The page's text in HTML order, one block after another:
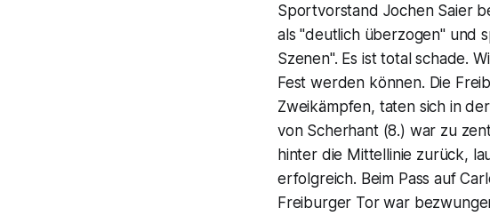
Sportvorstand Jochen Saier
als "deutlich überzogen" und
Szenen". Es ist total schade.
Fest werden können. Die
Zweikämpfen, taten sich in
von Scherhant (8.) war zu
hinter die Mittellinie zurück,
erfolgreich. Beim Pass auf
Freiburger Tor war